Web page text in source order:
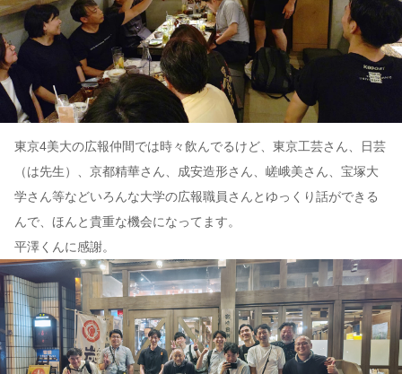
東京4美大の広報仲間では時々飲んでるけど、東京工芸さん、日芸
（は先生）、京都精華さん、成安造形さん、嵯峨美さん、宝塚大
学さん等などいろんな大学の広報職員さんとゆっくり話ができる
んで、ほんと貴重な機会になってます。
平澤くんに感謝。